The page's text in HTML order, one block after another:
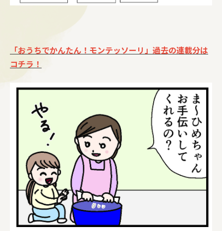
「おうちでかんたん！モンテッソーリ」過去の連載分は
コチラ！